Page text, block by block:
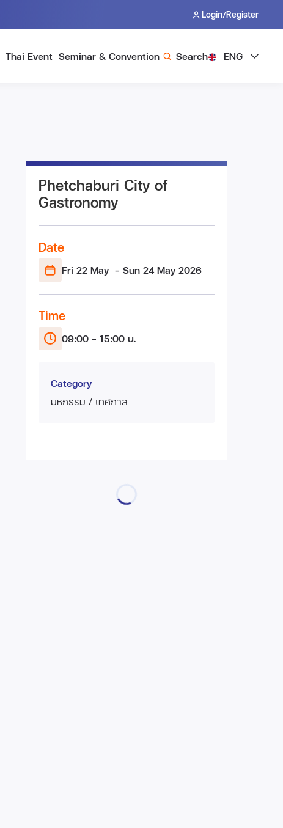
Login/Register
Thai Event Seminar & Convention Search ENG
Phetchaburi City of
Gastronomy
Date
Fri 22 May - Sun 24 May 2026
Time
09:00 - 15:00 น.
Category
มหกรรม / เทศกาล